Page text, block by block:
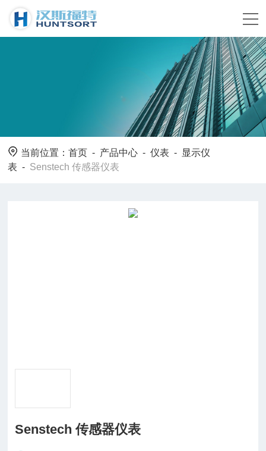
当前位置：首页 - 产品中心 -仪表 - 显示仪
表 - Senstech 传感器仪表
Senstech 传感器仪表